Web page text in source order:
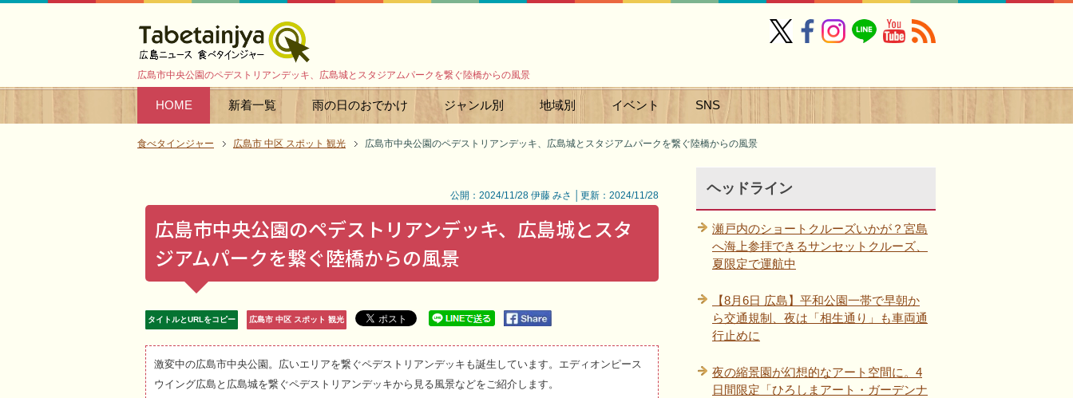
広島市中央公園のペデストリアンデッキ、広島城とスタジアムパークを繋ぐ陸橋からの風景
HOME 新着一覧 雨の日のおでかけ ジャンル別 地域別 イベント SNS
食べタインジャー 広島市 中区 スポット 観光 広島市中央公園のペデストリアンデッキ、広島城とスタジアムパークを繋ぐ陸橋からの風景
公開：2024/11/28 伊藤 みさ │更新：2024/11/28
広島市中央公園のペデストリアンデッキ、広島城とスタ
ジアムパークを繋ぐ陸橋からの風景
タイトルとURLをコピー 広島市 中区 スポット 観光
激変中の広島市中央公園。広いエリアを繋ぐペデストリアンデッキも誕生しています。エディオンピース
ウイング広島と広島城を繋ぐペデストリアンデッキから見る風景などをご紹介します。
ヘッドライン
瀬戸内のショートクルーズいかが？宮島
へ海上参拝できるサンセットクルーズ、
夏限定で運航中
【8月6日 広島】平和公園一帯で早朝か
ら交通規制、夜は「相生通り」も車両通
行止めに
夜の縮景園が幻想的なアート空間に。4
日間限定「ひろしまアート・ガーデンナ